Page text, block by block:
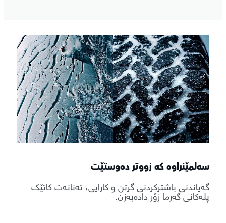
سەلمێنراوە کە زووتر دەوستێت
گەیاندنی باشترکردنی گرتن و کارایی، تەنانەت کاتێک
پلەکانی گەرما زۆر دادەبەزن.